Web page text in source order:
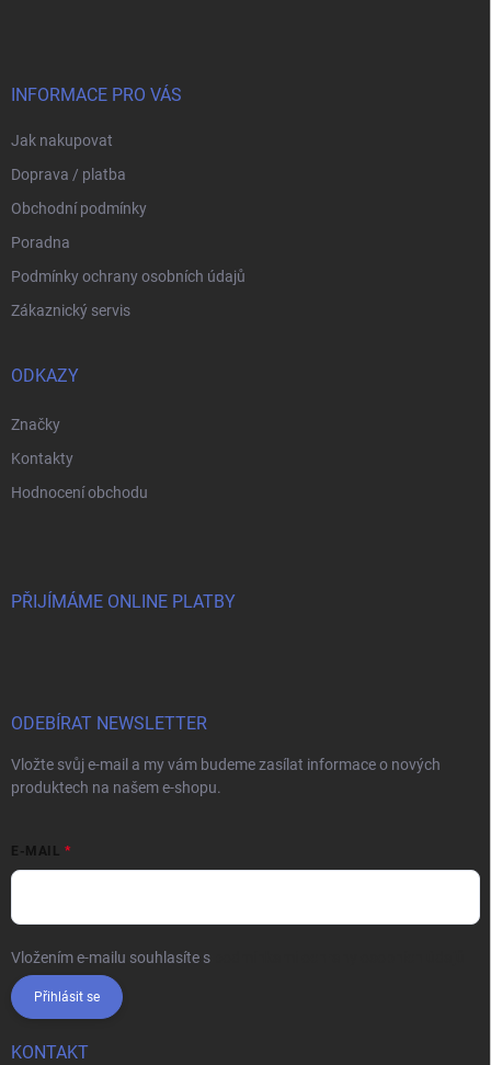
INFORMACE PRO VÁS
Jak nakupovat
Doprava / platba
Obchodní podmínky
Poradna
Podmínky ochrany osobních údajů
Zákaznický servis
ODKAZY
Značky
Kontakty
Hodnocení obchodu
PŘIJÍMÁME ONLINE PLATBY
ODEBÍRAT NEWSLETTER
Vložte svůj e-mail a my vám budeme zasílat informace o nových
produktech na našem e-shopu.
E-MAIL
Vložením e-mailu souhlasíte s
Přihlásit se
KONTAKT